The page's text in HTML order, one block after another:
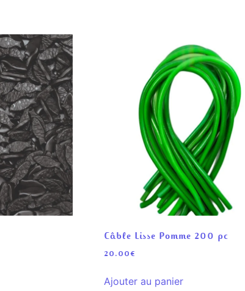
Câble Lisse Pomme 200 pc
20.00€
Ajouter au panier